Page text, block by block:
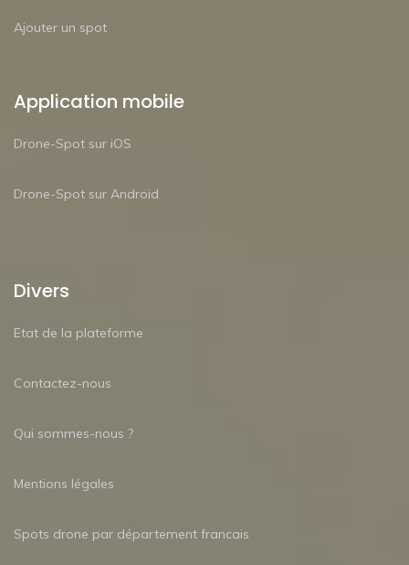
Ajouter un spot
Application mobile
Drone-Spot sur iOS
Drone-Spot sur Android
Divers
Etat de la plateforme
Contactez-nous
Qui sommes-nous ?
Mentions légales
Spots drone par département francais